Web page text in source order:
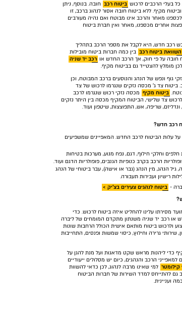
בעלי הרכבים לרכוש ביטוח רכב חובה. בנוסף, ניתן
מקיף. ללא ביטוח חובה אסור לנהוג ברכב, זו
מאחר והרכב אינו מבוטח ואם נהיה מעורבים
אחרים מכספנו, מאחר ואין חברת ביטוח
רכב חדש, היא לקבל את מספר הרכב בתהליך
השוואת ביטוח רכב בין כמה חברות ביטוח מובילות
חובה על פי חוק, אך הרכב החדש או רכב יד שניה
מומלץ להצטייד גם בביטוח מקיף.
גוף ונפש של הנהג והנוסעים ברכב המבוטח, וכן
ביטוח צד ג' מכסה נזקים שנגרמו לרכוש של צד
ביטוח מקיף מכסה נזקי רכוש שנגרמו לרכב
צד שלישי, הביטוח המקיף מכסה בין היתר נזקים
שריפה, אש, התפוצצות, שיטפון ועוד.
רכב חדש?
על עלות הביטוח לרכב החדש. המאפיינים שמשפיעים
חלפים וחלקי חילוף, דגם, נפח מנוע, מערכות בטיחות
הרכב בקרב כנופיות הגנבים, פופולריות הדגם ועוד.
גיל הנהג, מין הנהג (גבר או אישה), עבר ביטוחי של הנהג
רישיון ועבירות תעבורה.
- ביטוח לנהגים צעירים בצ'יק >
מסירתו עלינו להחליט איזה ביטוח לרכוש. כדי
או רכב יד שניה משנתון מתקדם המומחים של ליברה
ולרכוש ביטוח מותאם אישית הכולל הרחבות שונות
גרירה וחילוץ, כיסוי שמשות ופנסים, התחייבות
כדי ליהנות מראש שקט מדאגות ועל מנת להגן על
הרכב והנהגים, כיום יש מסלולים ייעודיים
קילומטר למי שאינו מרבה לנהוג, לכן כדאי להשוות
גם להתייחס למדד השירות של חברות הביטוח
ועניינית.